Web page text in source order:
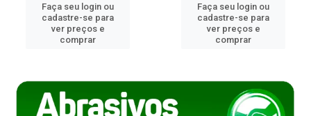
Faça seu login ou
cadastre-se para
ver preços e
comprar
Faça seu login ou
cadastre-se para
ver preços e
comprar